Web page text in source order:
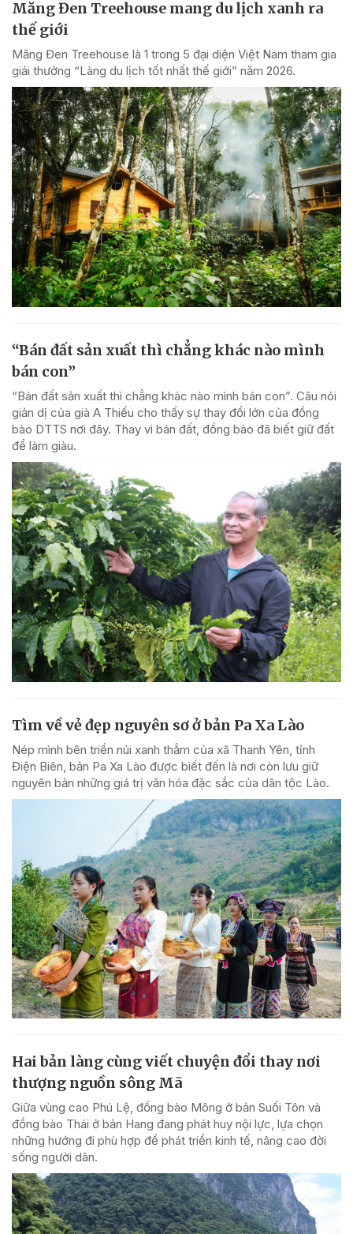
Măng Đen Treehouse mang du lịch xanh ra
thế giới
Măng Đen Treehouse là 1 trong 5 đại diện Việt Nam tham gia
giải thưởng “Làng du lịch tốt nhất thế giới” năm 2026.
“Bán đất sản xuất thì chẳng khác nào mình
bán con”
“Bán đất sản xuất thì chẳng khác nào mình bán con”. Câu nói
giản dị của già A Thiếu cho thấy sự thay đổi lớn của đồng
bào DTTS nơi đây. Thay vì bán đất, đồng bào đã biết giữ đất
để làm giàu.
Tìm về vẻ đẹp nguyên sơ ở bản Pa Xa Lào
Nép mình bên triền núi xanh thẳm của xã Thanh Yên, tỉnh
Điện Biên, bản Pa Xa Lào được biết đến là nơi còn lưu giữ
nguyên bản những giá trị văn hóa đặc sắc của dân tộc Lào.
Hai bản làng cùng viết chuyện đổi thay nơi
thượng nguồn sông Mã
Giữa vùng cao Phú Lệ, đồng bào Mông ở bản Suối Tôn và
đồng bào Thái ở bản Hang đang phát huy nội lực, lựa chọn
những hướng đi phù hợp để phát triển kinh tế, nâng cao đời
sống người dân.